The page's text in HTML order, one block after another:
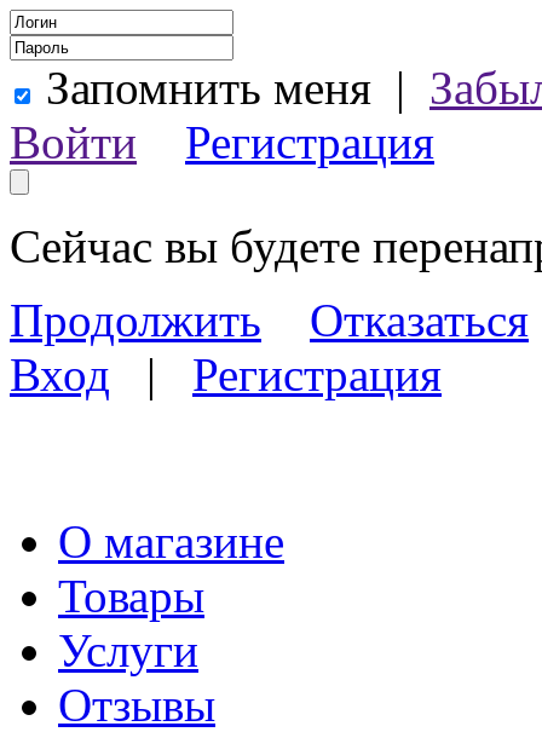
Запомнить меня |
Войти
Регистрация
Сейчас вы будете
Продолжить
Отказаться
Вход | Регистрация
О магазине
Товары
Услуги
Отзывы